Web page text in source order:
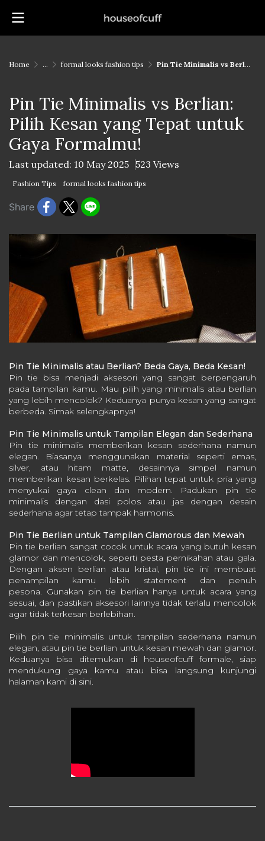
Home ... formal looks fashion tips Pin Tie Minimalis vs Berlian: Pilih Kesan yang Tepat untuk Gaya Formalmu!
Pin Tie Minimalis vs Berlian:
Pilih Kesan yang Tepat untuk
Gaya Formalmu!
Last updated: 10 May 2025 523 Views
Fashion Tips formal looks fashion tips
Share
Pin Tie Minimalis atau Berlian? Beda Gaya, Beda Kesan!
Pin tie bisa menjadi aksesori yang sangat berpengaruh
pada tampilan kamu. Mau pilih yang minimalis atau berlian
yang lebih mencolok? Keduanya punya kesan yang sangat
berbeda. Simak selengkapnya!
Pin Tie Minimalis untuk Tampilan Elegan dan Sederhana
Pin tie minimalis memberikan kesan sederhana namun
elegan. Biasanya menggunakan material seperti emas,
silver, atau hitam matte, desainnya simpel namun
memberikan kesan berkelas. Pilihan tepat untuk pria yang
menyukai gaya clean dan modern. Padukan pin tie
minimalis dengan dasi polos atau jas dengan desain
sederhana agar tetap tampak harmonis.
Pin Tie Berlian untuk Tampilan Glamorous dan Mewah
Pin tie berlian sangat cocok untuk acara yang butuh kesan
glamor dan mencolok, seperti pesta pernikahan atau gala.
Dengan aksen berlian atau kristal, pin tie ini membuat
penampilan kamu lebih statement dan penuh
pesona. Gunakan pin tie berlian hanya untuk acara yang
sesuai, dan pastikan aksesori lainnya tidak terlalu mencolok
agar tidak terkesan berlebihan.
Pilih pin tie minimalis untuk tampilan sederhana namun
elegan, atau pin tie berlian untuk kesan mewah dan glamor.
Keduanya bisa ditemukan di houseofcuff formale, siap
mendukung gaya kamu atau bisa langsung kunjungi
halaman kami di sini.